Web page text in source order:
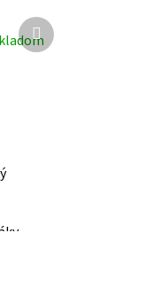
Ďalší
produkt